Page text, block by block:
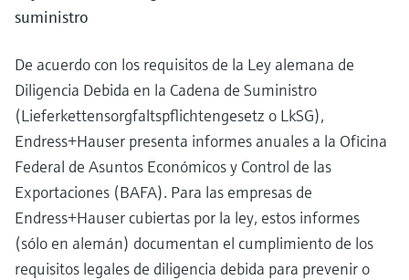
suministro
De acuerdo con los requisitos de la Ley alemana de
Diligencia Debida en la Cadena de Suministro
(Lieferkettensorgfaltspflichtengesetz o LkSG),
Endress+Hauser presenta informes anuales a la Oficina
Federal de Asuntos Económicos y Control de las
Exportaciones (BAFA). Para las empresas de
Endress+Hauser cubiertas por la ley, estos informes
(sólo en alemán) documentan el cumplimiento de los
requisitos legales de diligencia debida para prevenir o